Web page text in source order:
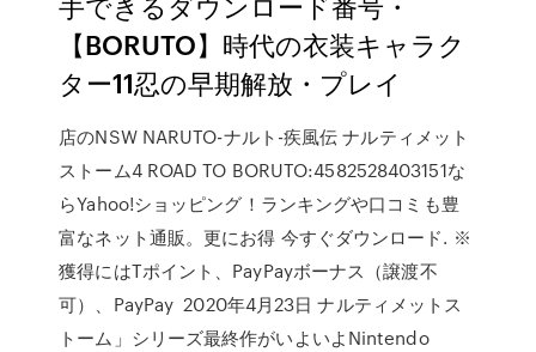
【BORUTO】時代の衣装キャラク
ター11忍の早期解放・プレイ
店のNSW NARUTO-ナルト-疾風伝 ナルティメット
ストーム4 ROAD TO BORUTO:4582528403151な
らYahoo!ショッピング！ランキングや口コミも豊
富なネット通販。更にお得 今すぐダウンロード. ※
獲得にはTポイント、PayPayボーナス（譲渡不
可）、PayPay 2020年4月23日 ナルティメットス
トーム」シリーズ最終作がいよいよNintendo